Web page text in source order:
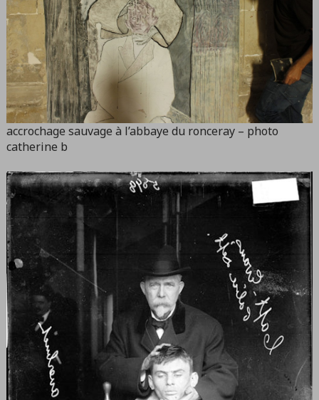
accrochage sauvage à l’abbaye du ronceray – photo
catherine b